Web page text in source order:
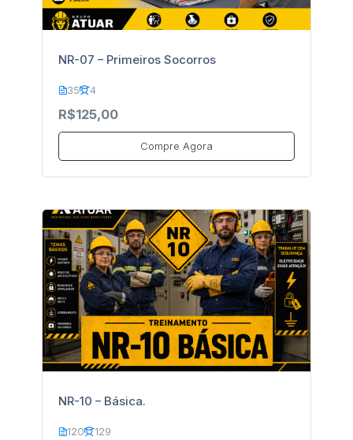
NR-07 – Primeiros Socorros
35 4
R$125,00
Compre Agora
NR-10 – Básica.
120 129